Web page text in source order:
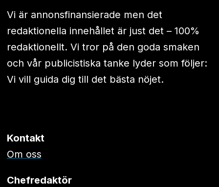
Vi är annonsfinansierade men det
redaktionella innehållet är just det – 100%
redaktionellt. Vi tror på den goda smaken
och vår publicistiska tanke lyder som följer:
Vi vill guida dig till det bästa nöjet.
Kontakt
Om oss
Chefredaktör